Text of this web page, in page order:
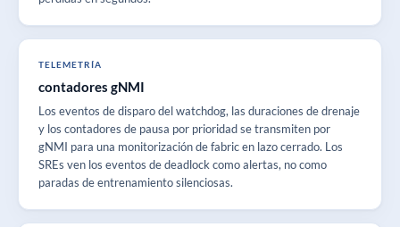
TELEMETRÍA
contadores gNMI
Los eventos de disparo del watchdog, las duraciones de drenaje
y los contadores de pausa por prioridad se transmiten por
gNMI para una monitorización de fabric en lazo cerrado. Los
SREs ven los eventos de deadlock como alertas, no como
paradas de entrenamiento silenciosas.